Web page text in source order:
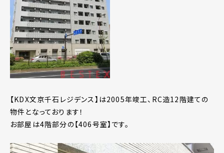
【KDX文京千石レジデンス】は2005年竣工、RC造12階建ての
物件となっております！
お部屋は4階部分の【406号室】です。